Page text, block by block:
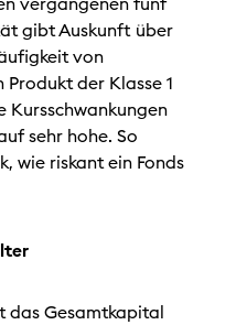
gibt Auskunft über
von
Produkt der Klasse 1
Kursschwankungen
sehr hohe. So
wie riskant ein Fonds
das Gesamtkapital